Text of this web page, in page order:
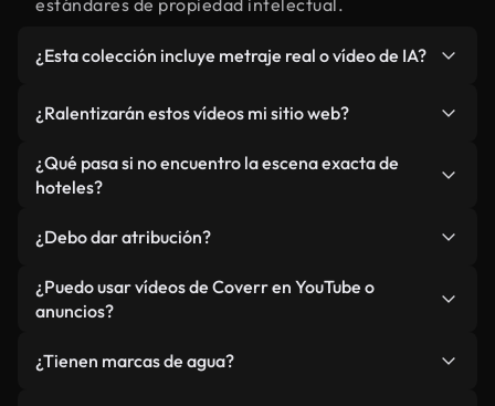
estándares de propiedad intelectual.
¿Esta colección incluye metraje real o vídeo de IA?
relacionado con hoteles y vídeos generados por
IA. Todo está claramente etiquetado.
¿Ralentizarán estos vídeos mi sitio web?
No si selecciona nuestras versiones optimizadas
para web, diseñadas específicamente para uso de
métricas como LCP.
¿Qué pasa si no encuentro la escena exacta de
hoteles?
Studio. Describe la escena, como "hoteles al
atardecer", y la IA la generará en segundos
conforme a nuestros estándares.
¿Debo dar atribución?
No es necesario. Todos los vídeos en nuestra
biblioteca son royalty-free, aunque siempre se
¿Puedo usar vídeos de Coverr en YouTube o
anuncios?
monetizados y anuncios, siempre que no se
¿Tienen marcas de agua?